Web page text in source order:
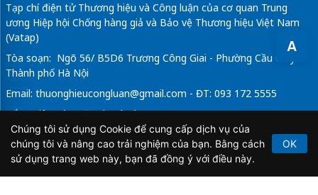
A
Tạp chí điện tử Thương hiệu và Công luận của cơ quan Trung
ương Hiệp hội Chống hàng giả và Bảo vệ Thương hiệu Việt Nam
(Vatap)
Tòa soạn: Ngõ 56/ B5D6 Trương Công Giai - Phường Cầu Giấy -
Thành phố Hà Nội
Email: thuonghieucongluan@gmail.com - ĐT: 093 172 5555
Tổng Biên Tập: Vũ Đức Thuận
Giấy phép hoạt động báo chí điện tử số 64/GP-BTTTT do Bộ
Thông tin và Truyền thông cấp ngày 21/2/2020.
Chúng tôi sử dụng Cookie để cung cấp dịch vụ của
chúng tôi và nâng cao trải nghiệm của bạn. Bằng cách
sử dụng trang web này, bạn đã đồng ý với điều này.
OK